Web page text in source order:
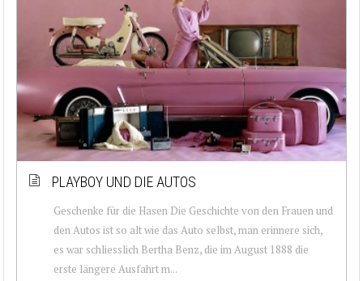
PLAYBOY UND DIE AUTOS
Geschenke für die Hasen Die Geschichte von den Frauen und
den Autos ist so alt wie das Auto selbst, man erinnere sich,
es war schliesslich Bertha Benz, die im August 1888 die
erste längere Ausfahrt m...